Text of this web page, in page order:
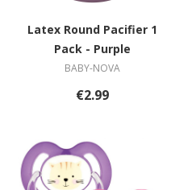
Latex Round Pacifier 1
Pack - Purple
BABY-NOVA
€2.99